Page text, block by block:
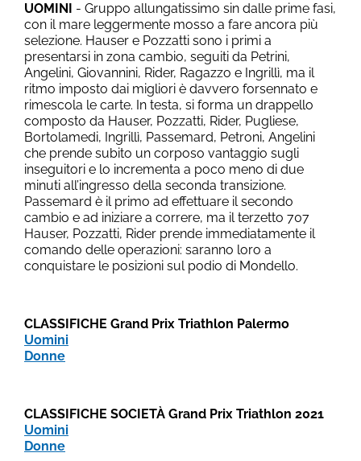
UOMINI - Gruppo allungatissimo sin dalle prime fasi,
con il mare leggermente mosso a fare ancora più
selezione. Hauser e Pozzatti sono i primi a
presentarsi in zona cambio, seguiti da Petrini,
Angelini, Giovannini, Rider, Ragazzo e Ingrillì, ma il
ritmo imposto dai migliori è davvero forsennato e
rimescola le carte. In testa, si forma un drappello
composto da Hauser, Pozzatti, Rider, Pugliese,
Bortolamedi, Ingrillì, Passemard, Petroni, Angelini
che prende subito un corposo vantaggio sugli
inseguitori e lo incrementa a poco meno di due
minuti all’ingresso della seconda transizione.
Passemard è il primo ad effettuare il secondo
cambio e ad iniziare a correre, ma il terzetto 707
Hauser, Pozzatti, Rider prende immediatamente il
comando delle operazioni: saranno loro a
conquistare le posizioni sul podio di Mondello.
CLASSIFICHE Grand Prix Triathlon Palermo
Uomini
Donne
CLASSIFICHE SOCIETÀ Grand Prix Triathlon 2021
Uomini
Donne